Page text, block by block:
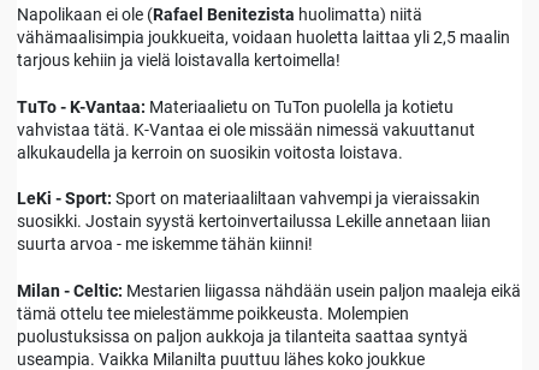
Napolikaan ei ole (Rafael Benitezista huolimatta) niitä
vähämaalisimpia joukkueita, voidaan huoletta laittaa yli 2,5 maalin
tarjous kehiin ja vielä loistavalla kertoimella!
TuTo - K-Vantaa: Materiaalietu on TuTon puolella ja kotietu
vahvistaa tätä. K-Vantaa ei ole missään nimessä vakuuttanut
alkukaudella ja kerroin on suosikin voitosta loistava.
LeKi - Sport: Sport on materiaaliltaan vahvempi ja vieraissakin
suosikki. Jostain syystä kertoinvertailussa Lekille annetaan liian
suurta arvoa - me iskemme tähän kiinni!
Milan - Celtic: Mestarien liigassa nähdään usein paljon maaleja eikä
tämä ottelu tee mielestämme poikkeusta. Molempien
puolustuksissa on paljon aukkoja ja tilanteita saattaa syntyä
useampia. Vaikka Milanilta puuttuu lähes koko joukkue